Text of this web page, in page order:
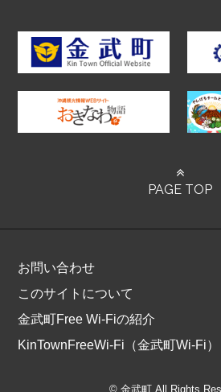
PAGE TOP
お問い合わせ
このサイトについて
金武町Free Wi-Fiの紹介
KinTownFreeWi-Fi（金武町Wi-Fi
© 金武町 All Rights